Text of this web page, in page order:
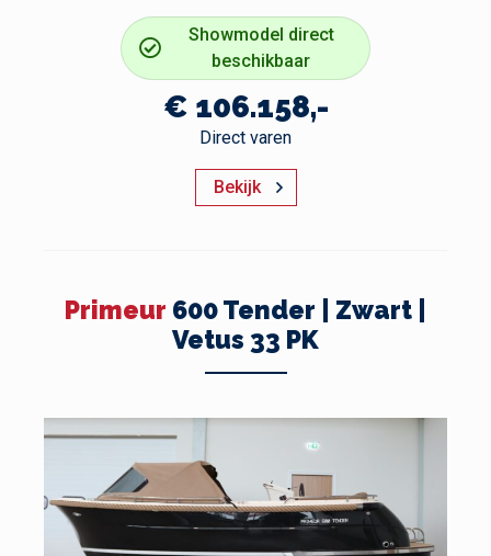
Showmodel direct
beschikbaar
€ 106.158,-
Direct varen
Bekijk
Primeur 600 Tender | Zwart |
Vetus 33 PK